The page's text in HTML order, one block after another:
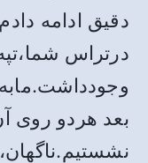
دقیق ادامه
درتراس
بعد هردو روی